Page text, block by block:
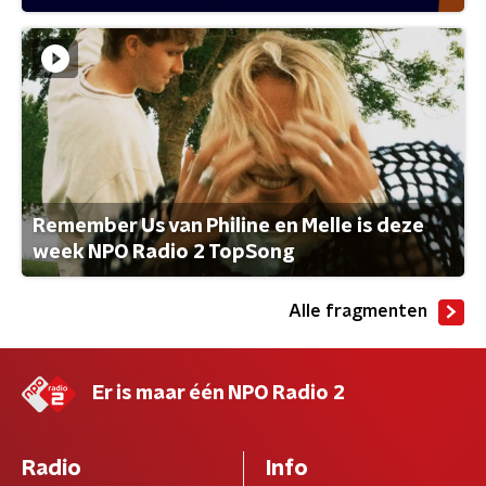
Remember Us van Philine en Melle is deze
week NPO Radio 2 TopSong
Alle fragmenten
Er is maar één NPO Radio 2
Radio Info